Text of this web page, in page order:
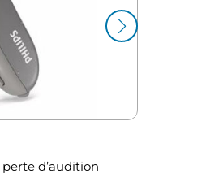
contour d’oreille puissant,